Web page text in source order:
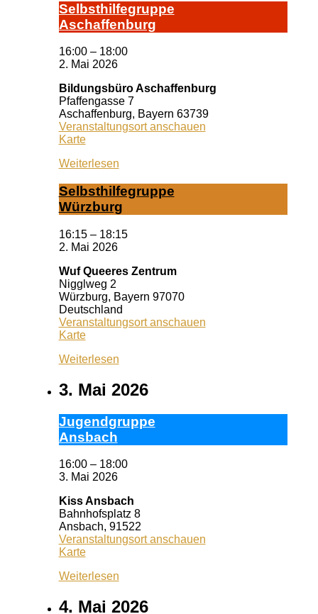
Selbst­hil­fe­grup­pe
A­schaf­fen­burg
16:00 – 18:00
2. Mai 2026
Bildungsbüro Aschaffenburg
Pfaffengasse 7
Aschaffenburg, Bayern 63739
Veranstaltungsort anschauen
KarteBildungsbüro
Weiterlesen
Selbst­hil­fe­grup­pe
Würz­burg
16:15 – 18:15
2. Mai 2026
Wuf Queeres Zentrum
Nigglweg 2
Würzburg, Bayern 97070
Deutschland
Veranstaltungsort anschauen
KarteWuf
Zentrum
Weiterlesen
3. Mai 2026
Ju­gend­grup­pe
Ans­bach
16:00 – 18:00
3. Mai 2026
Kiss Ansbach
Bahnhofsplatz 8
Ansbach, 91522
Veranstaltungsort anschauen
KarteKiss
Weiterlesen
4. Mai 2026